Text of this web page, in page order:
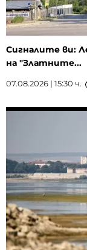
Сигналите ви:
на "Златните...
07.08.2026 | 15:30 ч.